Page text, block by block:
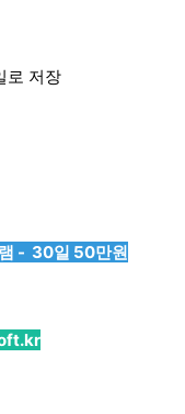
로 저장
- 30일 50만원